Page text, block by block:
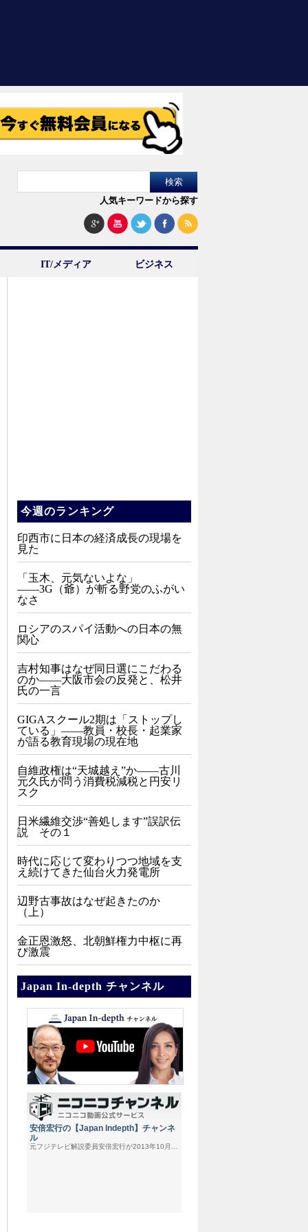
人気キーワードから探す
IT/メディア ビジネス
今週のランキング
印西市に日本の経済成長の現場を
見た
「玉木、元気ないよな」
――3G（爺）が斬る野党のふがい
なさ
ロシアのスパイ活動への日本の無
関心
吉村知事はなぜ同日選にこだわる
のか――大阪市会の反発と、松井
氏の一言
GIGAスクール2期は「ストップし
ている」——教員・校長・起業家
が語る教育現場の現在地
自維政権は“天城越え”か――古川
元久氏が問う消費税減税と円安リ
スク
日米繊維交渉“善処します”誤訳伝
説 その１
時代に応じて変わりつつ地域を支
え続けてきた仙台火力発電所
辺野古事故はなぜ起きたのか
（上）
金正恩激怒、北朝鮮権力中枢に再
び激震
Japan In-depth チャンネル